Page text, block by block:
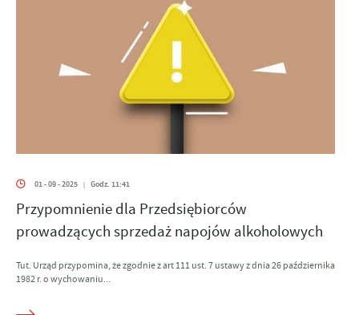
01 - 09 - 2025 | Godz. 11:41
Przypomnienie dla Przedsiębiorców
prowadzących sprzedaż napojów alkoholowych
Tut. Urząd przypomina, że zgodnie z art 111 ust. 7 ustawy z dnia 26 października
1982 r. o wychowaniu...